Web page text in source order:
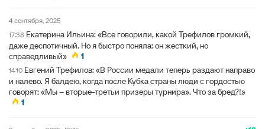
4 сентября, 2025
17:38 Екатерина Ильина: «Все говорили, какой Трефилов громкий,
даже деспотичный. Но я быстро поняла: он жесткий, но
справедливый»
1
14:10 Евгений Трефилов: «В России медали теперь раздают направо
и налево. Я балдею, когда после Кубка страны люди с гордостью
говорят: «Мы – вторые-третьи призеры турнира». Что за бред?!»
1